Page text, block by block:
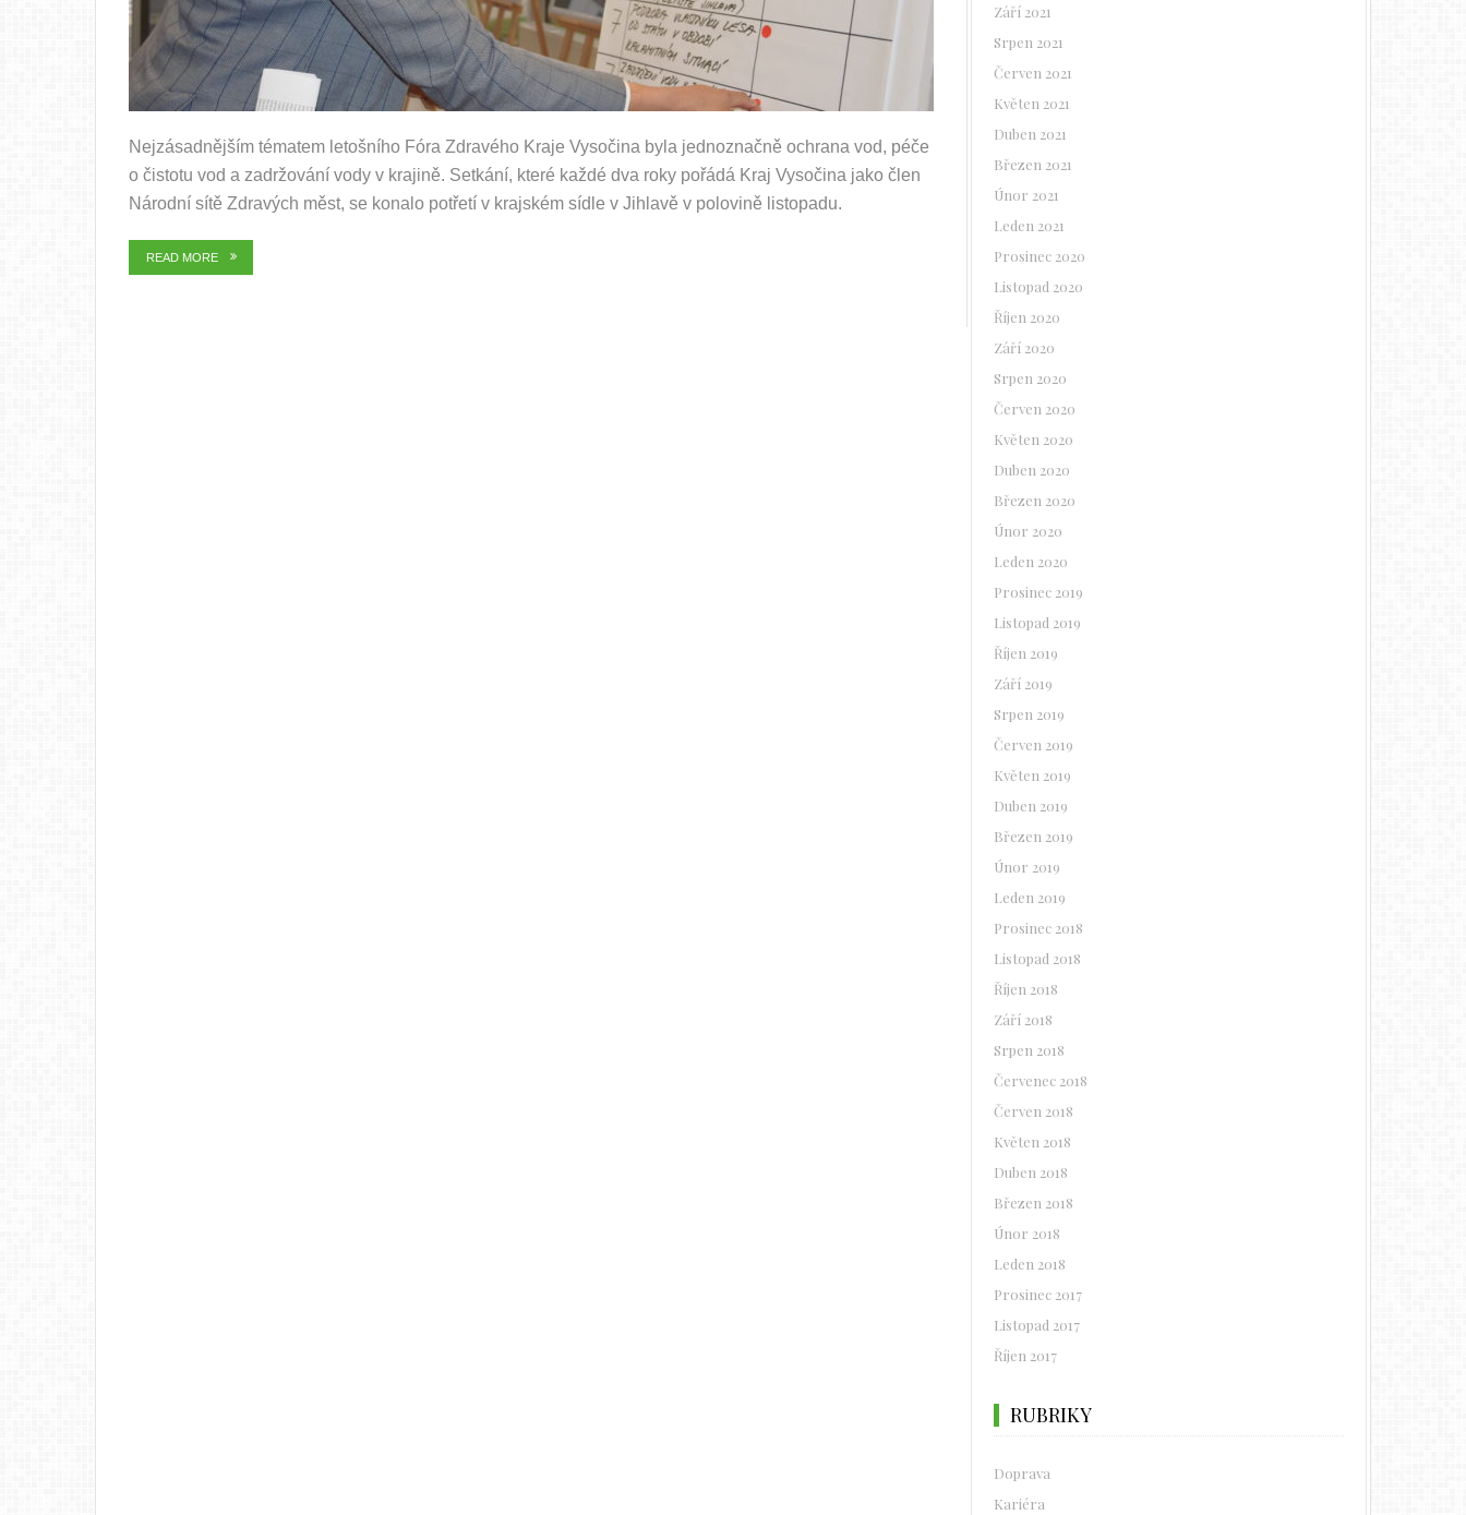
Nejzásadnějším tématem letošního Fóra Zdravého Kraje Vysočina byla jednoznačně ochrana vod, péče
o čistotu vod a zadržování vody v krajině. Setkání, které každé dva roky pořádá Kraj Vysočina jako člen
Národní sítě Zdravých měst, se konalo potřetí v krajském sídle v Jihlavě v polovině listopadu.
READ MORE
Září 2021
Srpen 2021
Červen 2021
Květen 2021
Duben 2021
Březen 2021
Únor 2021
Leden 2021
Prosinec 2020
Listopad 2020
Říjen 2020
Září 2020
Srpen 2020
Červen 2020
Květen 2020
Duben 2020
Březen 2020
Únor 2020
Leden 2020
Prosinec 2019
Listopad 2019
Říjen 2019
Září 2019
Srpen 2019
Červen 2019
Květen 2019
Duben 2019
Březen 2019
Únor 2019
Leden 2019
Prosinec 2018
Listopad 2018
Říjen 2018
Září 2018
Srpen 2018
Červenec 2018
Červen 2018
Květen 2018
Duben 2018
Březen 2018
Únor 2018
Leden 2018
Prosinec 2017
Listopad 2017
Říjen 2017
RUBRIKY
Doprava
Kariéra